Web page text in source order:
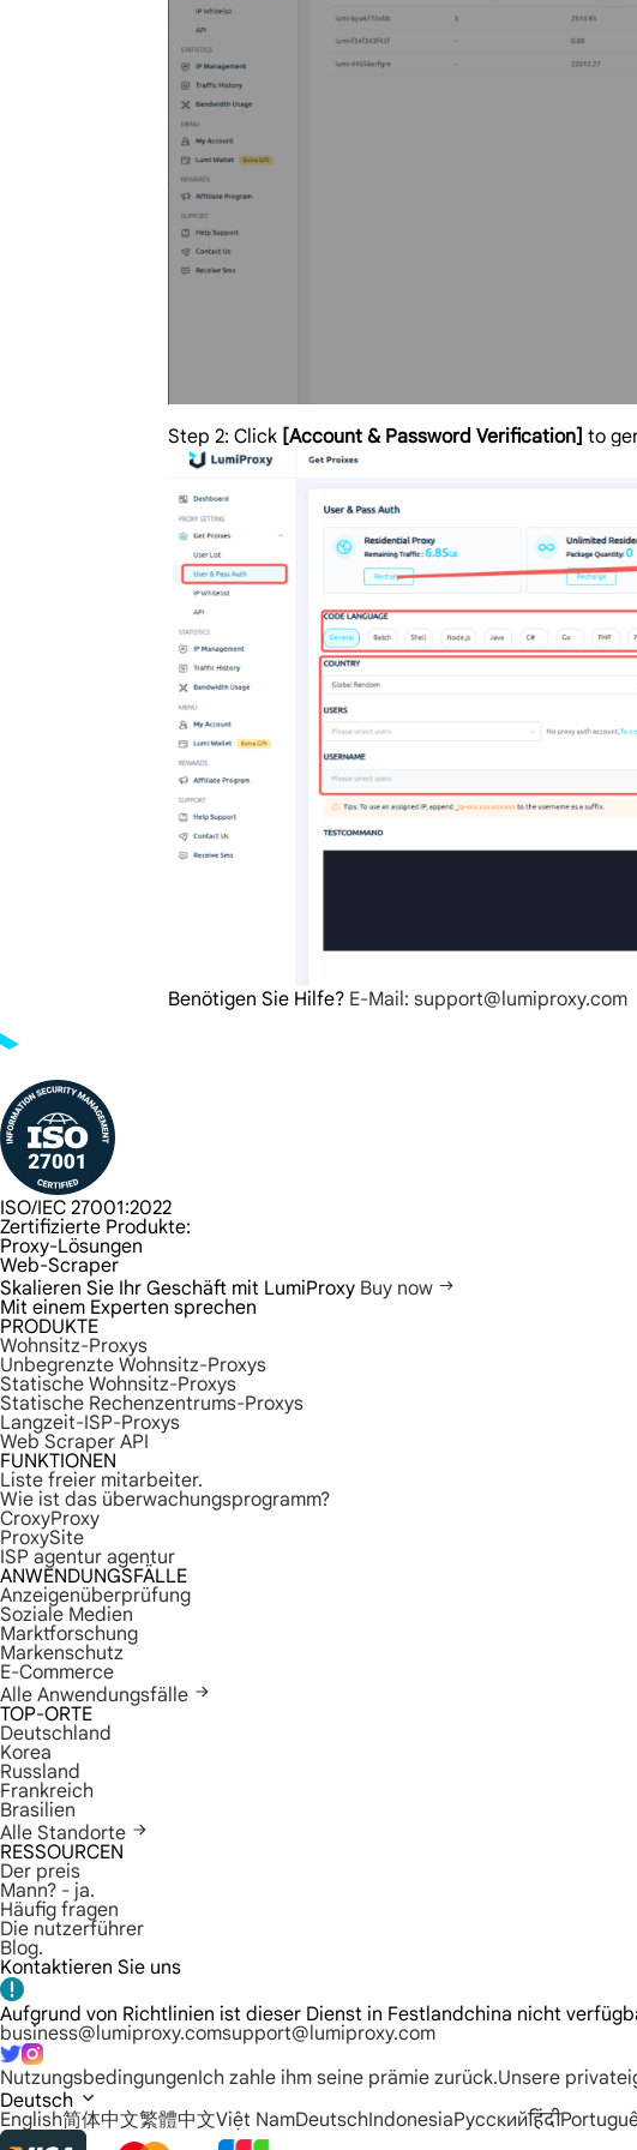
Step 2: Click [Account & Password Verification] to
Benötigen Sie Hilfe? E-Mail: support@lumiproxy.com
ISO/IEC 27001:2022
Zertifizierte Produkte:
Proxy-Lösungen
Web-Scraper
Skalieren Sie Ihr Geschäft mit LumiProxy Buy now
Mit einem Experten sprechen
PRODUKTE
Wohnsitz-Proxys
Unbegrenzte Wohnsitz-Proxys
Statische Wohnsitz-Proxys
Statische Rechenzentrums-Proxys
Langzeit-ISP-Proxys
Web Scraper API
FUNKTIONEN
Liste freier mitarbeiter.
Wie ist das überwachungsprogramm?
CroxyProxy
ProxySite
ISP agentur agentur
ANWENDUNGSFÄLLE
Anzeigenüberprüfung
Soziale Medien
Marktforschung
Markenschutz
E-Commerce
Alle Anwendungsfälle
TOP-ORTE
Deutschland
Korea
Russland
Frankreich
Brasilien
Alle Standorte
RESSOURCEN
Der preis
Mann? - ja.
Häufig fragen
Die nutzerführer
Blog.
Kontaktieren Sie uns
Aufgrund von Richtlinien ist dieser Dienst in Festlandchina nicht
business@lumiproxy.comsupport@lumiproxy.com
NutzungsbedingungenIch zahle ihm seine prämie zurück.Unsere
Deutsch
English简体中文繁體中文Việt NamDeutschIndonesiaРусскийहिंदी